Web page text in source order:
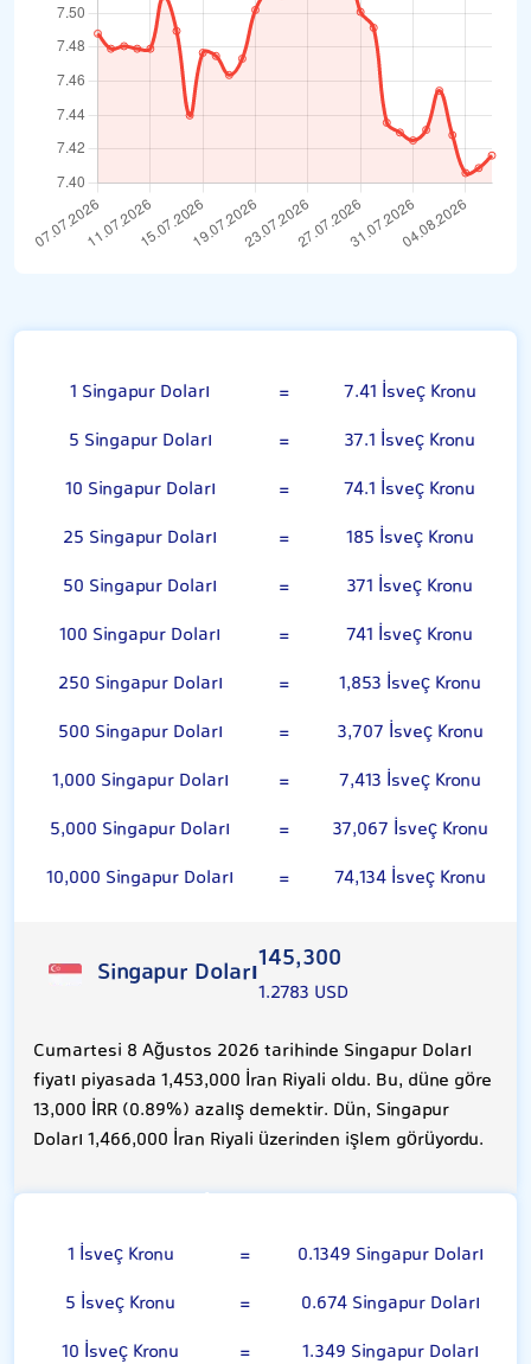
1 Singapur Doları =
7.41 İsveç Kronu
5 Singapur Doları
=
37.1 İsveç Kronu
10 Singapur Doları
=
74.1 İsveç Kronu
25 Singapur Doları
=
185 İsveç Kronu
50 Singapur Doları
=
371 İsveç Kronu
100 Singapur Doları
=
741 İsveç Kronu
250 Singapur Doları
=
1,853 İsveç Kronu
500 Singapur Doları
=
3,707 İsveç Kronu
1,000 Singapur Doları
=
7,413 İsveç Kronu
5,000 Singapur Doları
=
37,067 İsveç Kronu
10,000 Singapur Doları
= 74,134 İsveç Kronu
Singapur Doları145,300
1.2783 USD
Cumartesi 8 Ağustos 2026 tarihinde Singapur Doları
fiyatı piyasada 1,453,000 İran Riyali oldu. Bu, düne göre
13,000 İRR (0.89%) azalış demektir. Dün, Singapur
Doları 1,466,000 İran Riyali üzerinden işlem görüyordu.
1 İsveç Kronu =
0.1349 Singapur Doları
5 İsveç Kronu
=
0.674 Singapur Doları
10 İsveç Kronu
= 1.349 Singapur Doları